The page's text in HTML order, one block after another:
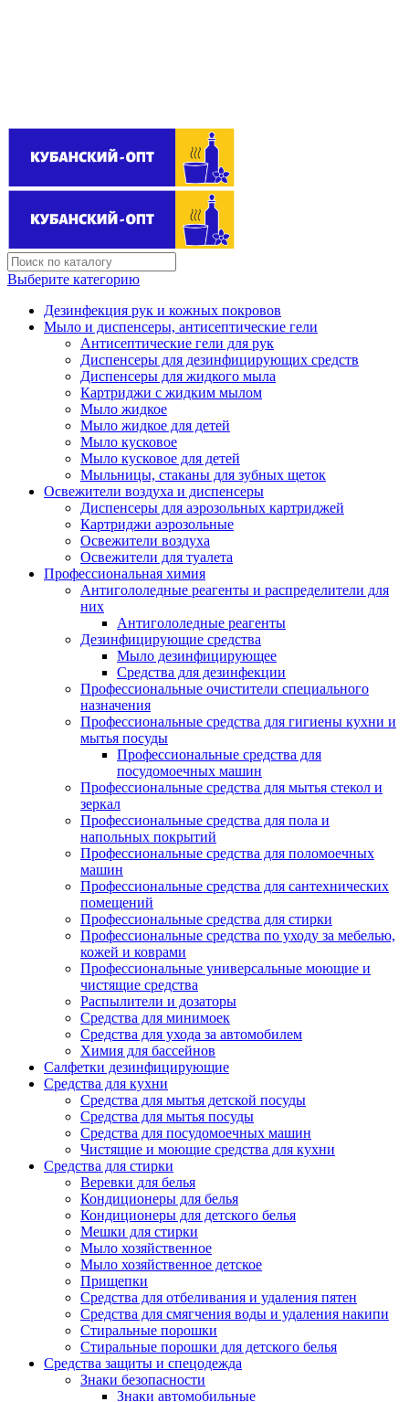
Выберите категорию
Дезинфекция рук и кожных покровов
Мыло и диспенсеры, антисептические гели
Антисептические гели для рук
Диспенсеры для дезинфицирующих средств
Диспенсеры для жидкого мыла
Картриджи с жидким мылом
Мыло жидкое
Мыло жидкое для детей
Мыло кусковое
Мыло кусковое для детей
Мыльницы, стаканы для зубных щеток
Освежители воздуха и диспенсеры
Диспенсеры для аэрозольных картриджей
Картриджи аэрозольные
Освежители воздуха
Освежители для туалета
Профессиональная химия
Антигололедные реагенты и распределители для
них
Антигололедные реагенты
Дезинфицирующие средства
Мыло дезинфицирующее
Средства для дезинфекции
Профессиональные очистители специального
назначения
Профессиональные средства для гигиены кухни и
мытья посуды
Профессиональные средства для
посудомоечных машин
Профессиональные средства для мытья стекол и
зеркал
Профессиональные средства для пола и
напольных покрытий
Профессиональные средства для поломоечных
машин
Профессиональные средства для сантехнических
помещений
Профессиональные средства для стирки
Профессиональные средства по уходу за мебелью,
кожей и коврами
Профессиональные универсальные моющие и
чистящие средства
Распылители и дозаторы
Средства для минимоек
Средства для ухода за автомобилем
Химия для бассейнов
Салфетки дезинфицирующие
Средства для кухни
Средства для мытья детской посуды
Средства для мытья посуды
Средства для посудомоечных машин
Чистящие и моющие средства для кухни
Средства для стирки
Веревки для белья
Кондиционеры для белья
Кондиционеры для детского белья
Мешки для стирки
Мыло хозяйственное
Мыло хозяйственное детское
Прищепки
Средства для отбеливания и удаления пятен
Средства для смягчения воды и удаления накипи
Стиральные порошки
Стиральные порошки для детского белья
Средства защиты и спецодежда
Знаки безопасности
Знаки автомобильные